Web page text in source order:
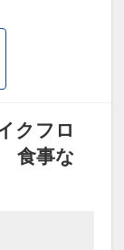
クフロ
食事な